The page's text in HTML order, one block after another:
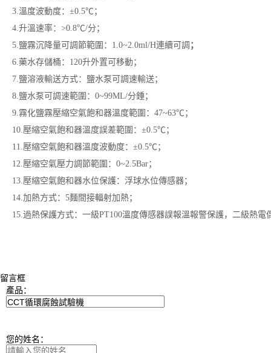
3.溫度波動度：±0.5℃；
4.升溫速率：>0.8℃/分；
5.鹽霧沉降量可調節範圍：1.0~2.0ml/H連續可調 ；
6.藥水存儲桶：120升外置可移動；
7.鹽溶液輸送方式：鹽水泵可調速輸送；
8.鹽水泵可調速範圍：0~99ML/分鍾；
9.霧化鹽霧壓縮空氣飽和器溫度範圍：47~63℃；
10.壓縮空氣飽和器溫度誤差範圍：±0.5℃；
11.壓縮空氣飽和器溫度波動度：±0.5℃；
12.壓縮空氣壓力調節範圍：0~2.5Bar；
13.壓縮空氣飽和器水位保護：浮球水位傳感器；
14.加熱方式：5麵間接輻射加熱；
15.過熱保護方式：一級PT100溫度傳感器誤報溫報警保護，二級熱
留言框
產品：
您的姓名：